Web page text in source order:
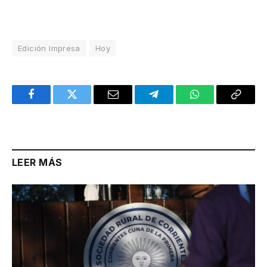
Edición Impresa Hoy
FacebookTwitter Email TelegramWhatsAppCopy
LEER MÁS